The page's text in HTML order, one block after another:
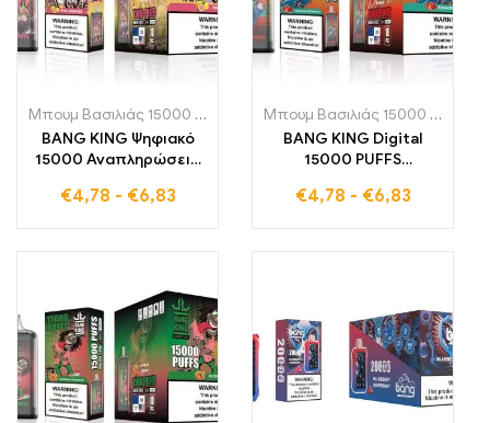
Μπουμ Βασιλιάς 15000 Αναπνοές ,Μονής χρήσης ηλεκτρονικά
BANG KING Ψηφιακό
15000 Αναπληρώσεις
ρουφηξιές γεμάτες
€4,78 - €6,83
Μπουμ Βασιλιάς 15000 Αναπνοές
BANG KING Digital
15000 PUFFS
Watermelon Ένα
αναζωογονητική γεύση
€4,78 - €6,83